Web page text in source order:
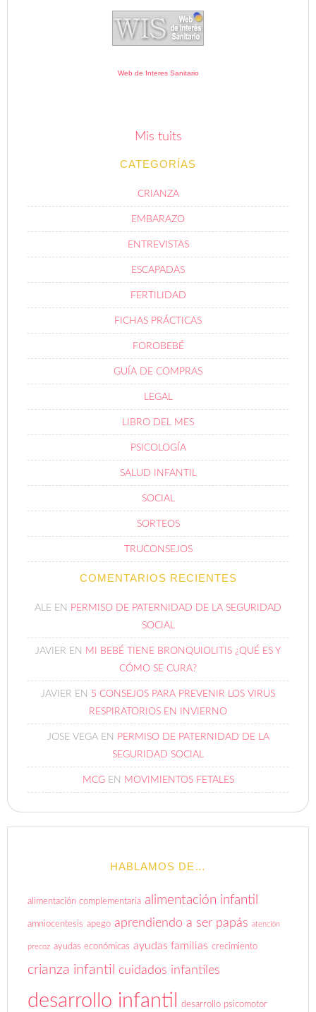
Web de Interes Sanitario
Mis tuits
CATEGORÍAS
CRIANZA
EMBARAZO
ENTREVISTAS
ESCAPADAS
FERTILIDAD
FICHAS PRÁCTICAS
FOROBEBÉ
GUÍA DE COMPRAS
LEGAL
LIBRO DEL MES
PSICOLOGÍA
SALUD INFANTIL
SOCIAL
SORTEOS
TRUCONSEJOS
COMENTARIOS RECIENTES
ALE EN PERMISO DE PATERNIDAD DE LA SEGURIDAD
SOCIAL
JAVIER EN MI BEBÉ TIENE BRONQUIOLITIS ¿QUÉ ES Y
CÓMO SE CURA?
JAVIER EN 5 CONSEJOS PARA PREVENIR LOS VIRUS
RESPIRATORIOS EN INVIERNO
JOSE VEGAEN PERMISO DE PATERNIDAD DE LA
SEGURIDAD SOCIAL
MCGEN MOVIMIENTOS FETALES
HABLAMOS DE…
alimentación complementaria alimentación infantil
amniocentesis apego aprendiendo a ser papás atención
precoz ayudas económicas ayudas familias crecimiento
crianza infantil cuidados infantiles
desarrollo infantil desarrollo psicomotor